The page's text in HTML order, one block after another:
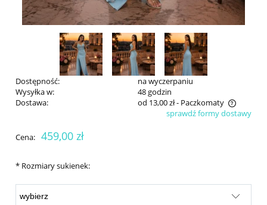
Dostępność:
na wyczerpaniu
Wysyłka w:
48 godzin
Dostawa:
od 13,00 zł- Paczkomaty
Cena nie zawiera ewentualnych kosztów płatnościsprawdź formy dostawy
Cena: 459,00 zł
* Rozmiary sukienek: